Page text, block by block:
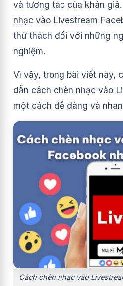
và tương tác của khán giả.
nhạc vào Livestream
thử thách đối với những
nghiệm.
Vì vậy, trong bài viết này,
dẫn cách chèn nhạc vào
một cách dễ dàng và
Cách chèn nhạc vào